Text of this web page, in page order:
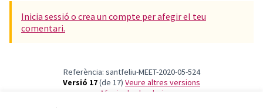
Inicia sessió o crea un compte per afegir el teu
comentari.
Referència: santfeliu-MEET-2020-05-524
Versió 17(de 17)
veure altres versions
Afegir al calendari